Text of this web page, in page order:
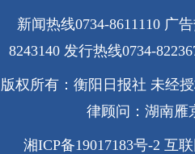
新闻热线0734-8611110 广
8243140 发行热线0734-
版权所有：衡阳日报社 未经
律顾问：湖南雁
湘ICP备19017183号-2 互